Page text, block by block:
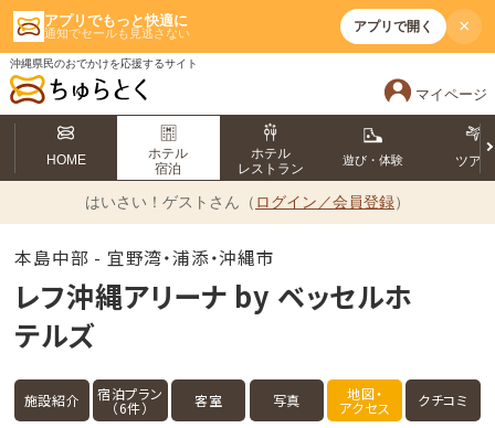
アプリでもっと快適に
通知でセールも見逃さない アプリで開く ×
沖縄県民のおでかけを応援するサイト
マイページ
HOME
ホテル
宿泊
ホテル
レストラン
遊び・体験 ツアー
はいさい！ ゲストさん（ ログイン／会員登録）
本島中部 - 宜野湾・浦添・沖縄市
レフ沖縄アリーナ by ベッセルホ
テルズ
施設紹介 宿泊プラン
（6件） 客室 写真 地図・
アクセス クチコミ